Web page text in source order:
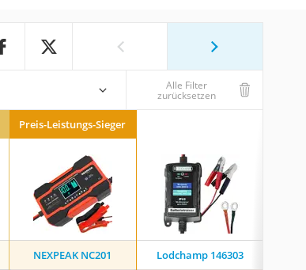
Alle Filter
zurücksetzen
Preis-Leistungs-Sieger
NEXPEAK NC201 Lodchamp 146303